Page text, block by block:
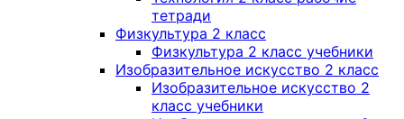
тетради
Физкультура 2 класс
Физкультура 2 класс учебники
Изобразительное искусство 2 класс
Изобразительное искусство 2
класс учебники